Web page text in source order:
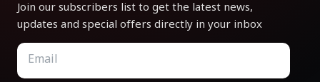
Join our subscribers list to get the latest news,
updates and special offers directly in your inbox